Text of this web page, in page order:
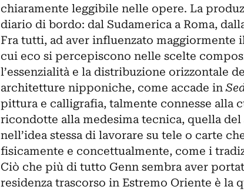
chiaramente leggibile nelle opere. La
diario di bordo: dal Sudamerica a Roma,
Fra tutti, ad aver influenzato maggiormente
cui eco si percepiscono nelle scelte
l’essenzialità e la distribuzione orizzontale
architetture nipponiche, come accade in
pittura e calligrafia, talmente connesse alla
ricondotte alla medesima tecnica, quella del
nell’idea stessa di lavorare su tele o carte
fisicamente e concettualmente, come i
Ciò che più di tutto Genn sembra aver
residenza trascorso in Estremo Oriente è la